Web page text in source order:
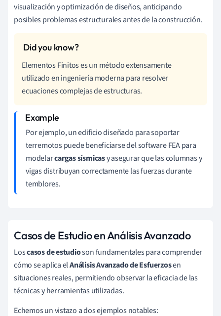
visualización y optimización de diseños, anticipando
posibles problemas estructurales antes de la construcción.
Elementos Finitos es un método extensamente
utilizado en ingeniería moderna para resolver
ecuaciones complejas de estructuras.
Por ejemplo, un edificio diseñado para soportar
terremotos puede beneficiarse del software FEA para
modelarcargas sísmicasy asegurar que las columnas y
vigas distribuyan correctamente las fuerzas durante
temblores.
Casos de Estudio en Análisis Avanzado
Loscasos de estudioson fundamentales para comprender
cómo se aplica elAnálisis Avanzado de Esfuerzosen
situaciones reales, permitiendo observar la eficacia de las
técnicas y herramientas utilizadas.
Echemos un vistazo a dos ejemplos notables: